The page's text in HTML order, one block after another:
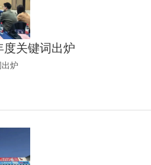
关键词出炉
炉